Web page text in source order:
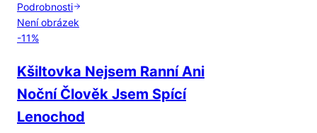
Podrobnosti
Není obrázek
-11%
Kšiltovka Nejsem Ranní Ani
Noční Člověk Jsem Spící
Lenochod